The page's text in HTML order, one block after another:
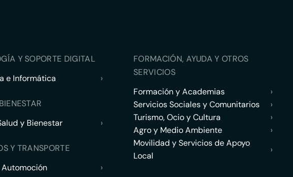
Y SOPORTE DIGITAL
e Informática
›
y Bienestar
›
Y TRANSPORTE
›
FORMACIÓN, AYUDA Y OTROS
SERVICIOS
Formación y Academias
›
Servicios Sociales y Comunitarios
›
Turismo, Ocio y Cultura
›
Agro y Medio Ambiente
›
Movilidad y Servicios de Apoyo
Local
›